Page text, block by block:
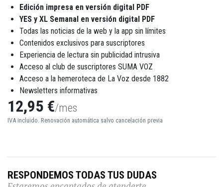
Edición impresa en versión digital PDF
YES y XL Semanal en versión digital PDF
Todas las noticias de la web y la app sin límites
Contenidos exclusivos para suscriptores
Experiencia de lectura sin publicidad intrusiva
Acceso al club de suscriptores SUMA VOZ
Acceso a la hemeroteca de La Voz desde 1882
Newsletters informativas
12,95 €/mes
IVA incluido. Renovación automática salvo cancelación previa
RESPONDEMOS TODAS TUS DUDAS